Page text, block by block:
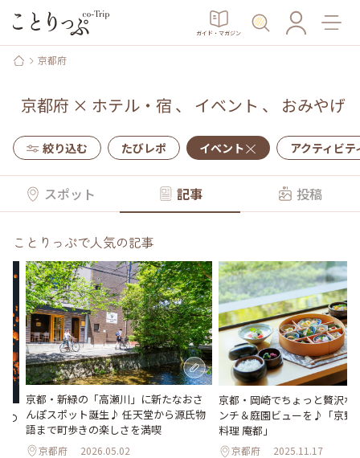
ガイド・マガジン
京都府
京都府 × ホテル・宿 、 イベント 、 おみやげ
絞り込む たびレポ イベント アクティビテ
スポット 記事 投稿
ことりっぷで人気の記事
の
京都・新緑の「高瀬川」に新たなおさ
んぽスポット誕生♪ 任天堂から源氏物
語まで町歩きの楽しさを満喫
京都府 2026.05.02
京都・岡崎でちょっと贅沢な
ンチ＆庭園ビューを♪「京野
料理 庵都」
京都府 2025.11.17